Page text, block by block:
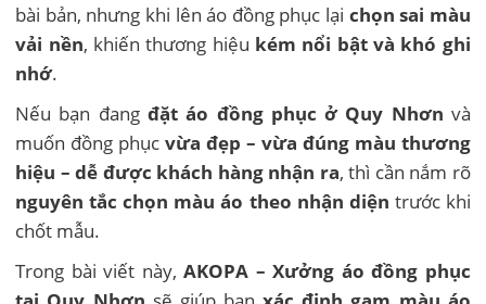
bài bản, nhưng khi lên áo đồng phục lại chọn sai màu
vải nền, khiến thương hiệu kém nổi bật và khó ghi
nhớ.
Nếu bạn đang đặt áo đồng phục ở Quy Nhơn và
muốn đồng phụcvừa đẹp – vừa đúng màu thương
hiệu – dễ được khách hàng nhận ra, thì cần nắm rõ
nguyên tắc chọn màu áo theo nhận diện trước khi
chốt mẫu.
Trong bài viết này,AKOPA – Xưởng áo đồng phục